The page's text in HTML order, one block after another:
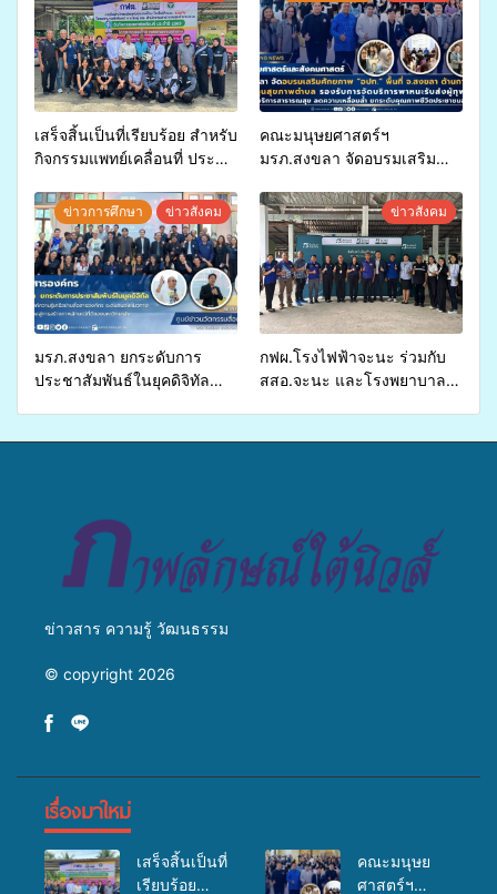
เสร็จสิ้นเป็นที่เรียบร้อย สำหรับ
กิจกรรมแพทย์เคลื่อนที่ ประจำ
สุขภาพแก่ประชาชนในพื้นที่
อำเภอจะนะ
คณะมนุษยศาสตร์ฯ
มรภ.สงขลา จัดอบรมเสริม
จ่ายงบกองทุนสุขภาพตำบล
รองรับการจัดบริการพาหนะรับ
ส่งผู้ทุพพลภาพเพื่อเข้ารับ
บริการสาธารณสุข ลดความ
เหลื่อมล้ำ ยกระดับคุณภาพ
ชีวิตประชาชนอย่างยั่งยืน
ข่าวการศึกษา ข่าวสังคม
มรภ.สงขลา ยกระดับการ
ประชาสัมพันธ์ในยุคดิจิทัล
ข่าวสังคม
กฟผ.โรงไฟฟ้าจะนะ ร่วมกับ
สสอ.จะนะ และโรงพยาบาล
ข่าวสาร ความรู้ วัฒนธรรม
© copyright 2026
เรื่องมาใหม่
เสร็จสิ้นเป็นที่
เรียบร้อย
คณะมนุษย
ศาสตร์ฯ